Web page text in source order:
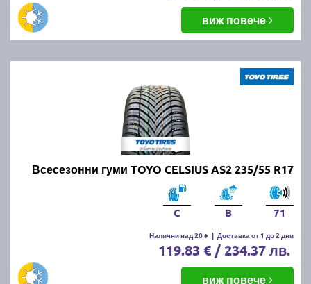
виж повече
Всесезонни гуми TOYO CELSIUS AS2 235/55 R17
C B 71
Налични над 20 + | Доставка от 1 до 2 дни
119.83 € / 234.37 лв.
виж повече